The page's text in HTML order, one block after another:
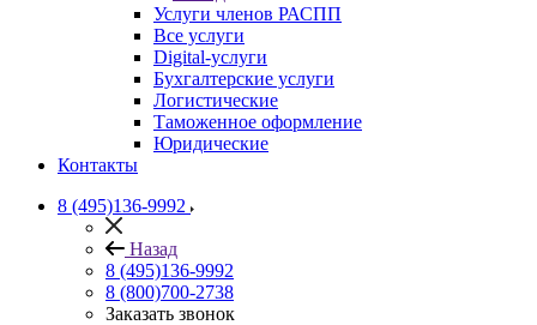
Услуги членов РАСПП
Все услуги
Digital-услуги
Бухгалтерские услуги
Логистические
Таможенное оформление
Юридические
Контакты
8 (495)136-9992
Назад
8 (495)136-9992
8 (800)700-2738
Заказать звонок